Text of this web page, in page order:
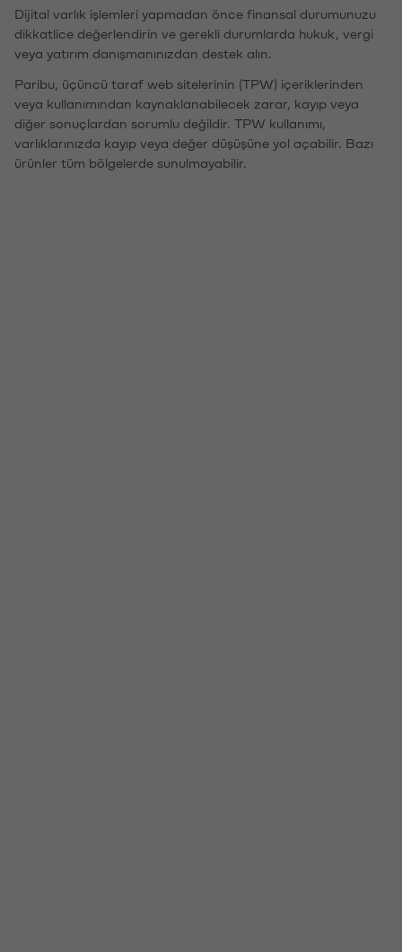
Dijital varlık işlemleri yapmadan önce finansal durumunuzu
dikkatlice değerlendirin ve gerekli durumlarda hukuk, vergi
veya yatırım danışmanınızdan destek alın.
Paribu, üçüncü taraf web sitelerinin (TPW) içeriklerinden
veya kullanımından kaynaklanabilecek zarar, kayıp veya
diğer sonuçlardan sorumlu değildir. TPW kullanımı,
varlıklarınızda kayıp veya değer düşüşüne yol açabilir. Bazı
ürünler tüm bölgelerde sunulmayabilir.